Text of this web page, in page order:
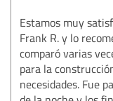
Estamos muy
Frank R. y lo
comparó varias
para la
necesidades. Fue